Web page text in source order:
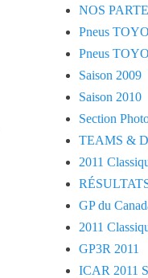
NOS
Pneus
Pneus
Saison 2009
Saison 2010
Section
TEAMS &
2011
GP du
2011
GP3R 2011
ICAR 2011